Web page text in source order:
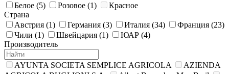
Белое (5) Розовое (1)
Красное
Страна
Австрия (1) Германия (3) Италия (34) Франция (23)
Чили (1) Швейцария (1) ЮАР (4)
Производитель
AYUNTA SOCIETA SEMPLICE AGRICOLA
AZIENDA